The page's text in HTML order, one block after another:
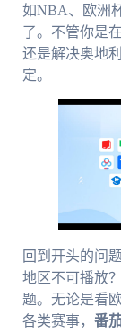
如NBA、欧洲
了。不管你是
还是解决奥地
定。
回到开头的问
地区不可播放
题。无论是看
各类赛事， 番